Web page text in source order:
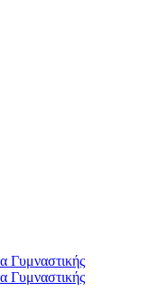
Γυμναστικής
Γυμναστικής